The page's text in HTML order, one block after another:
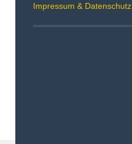
Impressum & Datenschutz